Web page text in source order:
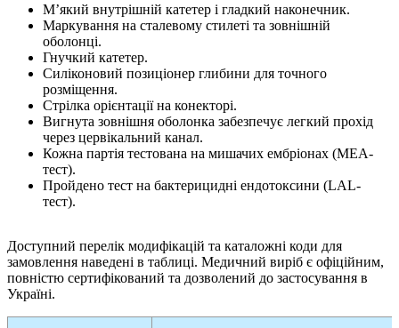
М’який внутрішній катетер і гладкий наконечник.
Маркування на сталевому стилеті та зовнішній
оболонці.
Гнучкий катетер.
Силіконовий позиціонер глибини для точного
розміщення.
Стрілка орієнтації на конекторі.
Вигнута зовнішня оболонка забезпечує легкий прохід
через цервікальний канал.
Кожна партія тестована на мишачих ембріонах (MEA-
тест).
Пройдено тест на бактерицидні ендотоксини (LAL-
тест).
Доступний перелік модифікацій та каталожні коди для
замовлення наведені в таблиці. Медичний виріб є офіційним,
повністю сертифікований та дозволений до застосування в
Україні.